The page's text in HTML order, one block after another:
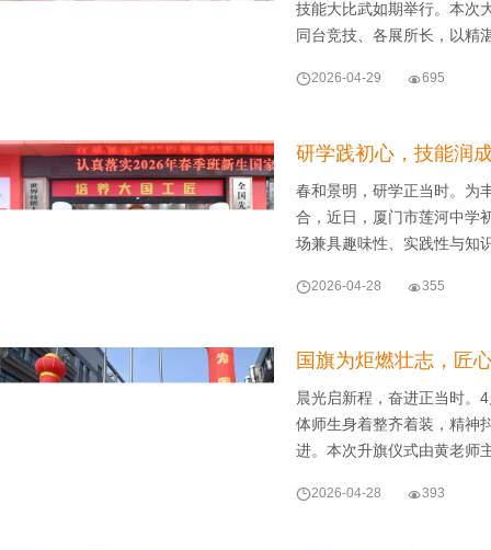
技能大比武如期举行。本次
同台竞技、各展所长，以
2026-04-29 695
研学践初心，技能润
春和景明，研学正当时。为
合，近日，厦门市莲河中学
场兼具趣味性、实践性与
2026-04-28 355
国旗为炬燃壮志，匠
晨光启新程，奋进正当时。
体师生身着整齐着装，精神
进。本次升旗仪式由黄老
2026-04-28 393